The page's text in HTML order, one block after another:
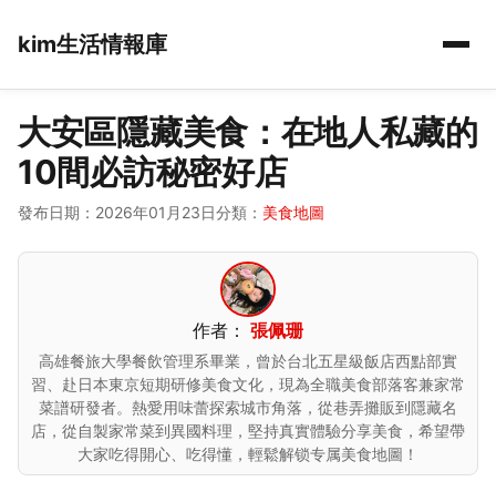
kim生活情報庫
大安區隱藏美食：在地人私藏的
10間必訪秘密好店
發布日期：2026年01月23日分類： 美食地圖
作者： 張佩珊
高雄餐旅大學餐飲管理系畢業，曾於台北五星級飯店西點部實
習、赴日本東京短期研修美食文化，現為全職美食部落客兼家常
菜譜研發者。熱愛用味蕾探索城市角落，從巷弄攤販到隱藏名
店，從自製家常菜到異國料理，堅持真實體驗分享美食，希望帶
大家吃得開心、吃得懂，輕鬆解锁专属美食地圖！